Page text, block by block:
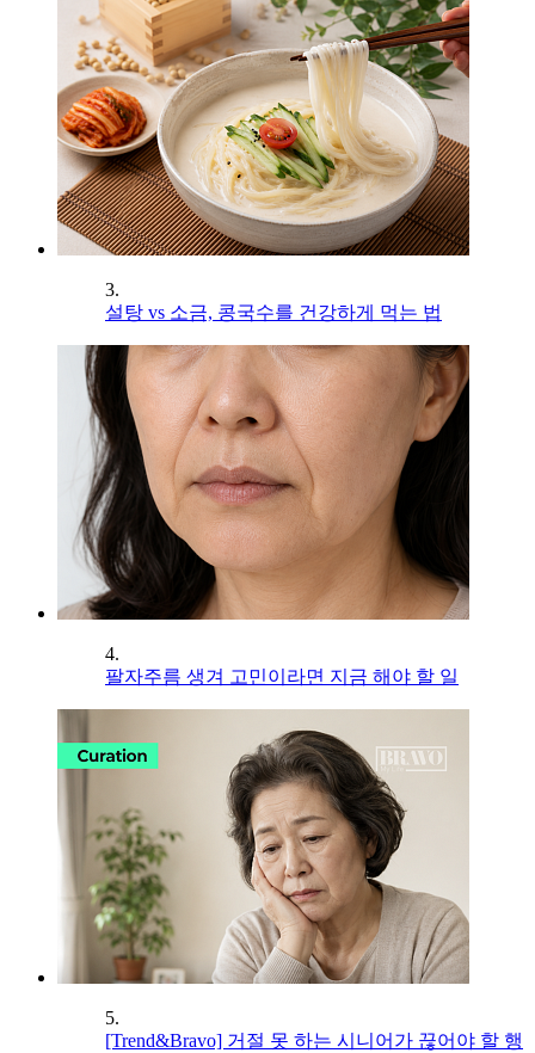
3.
설탕 vs 소금, 콩국수를 건강하게 먹는 법
4.
팔자주름 생겨 고민이라면 지금 해야 할 일
5.
[Trend&Bravo] 거절 못 하는 시니어가 끊어야 할 행